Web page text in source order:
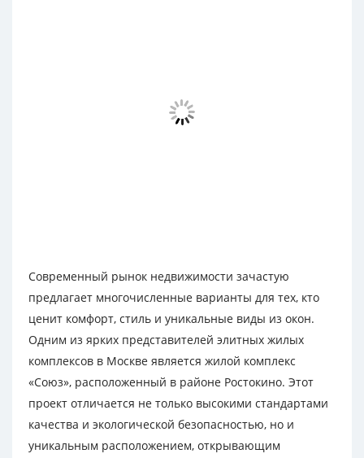
Современный рынок недвижимости зачастую
предлагает многочисленные варианты для тех, кто
ценит комфорт, стиль и уникальные виды из окон.
Одним из ярких представителей элитных жилых
комплексов в Москве является жилой комплекс
«Союз», расположенный в районе Ростокино. Этот
проект отличается не только высокими стандартами
качества и экологической безопасностью, но и
уникальным расположением, открывающим